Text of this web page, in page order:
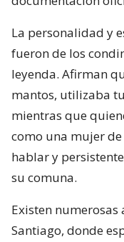
La personalidad y
fueron de los
leyenda. Afirman
mantos, utilizaba
mientras que
como una mujer
hablar y
su comuna.
Existen numerosas
Santiago, donde